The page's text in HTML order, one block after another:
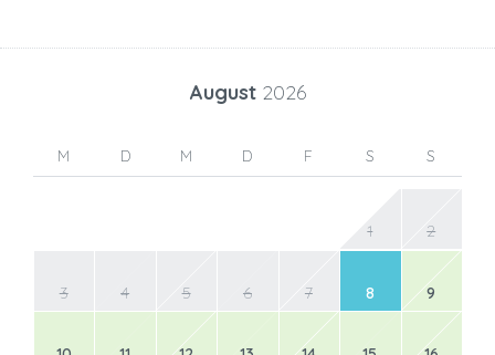
August 2026
M D M D F S S
1 2
3 4 5 6 7 8 9